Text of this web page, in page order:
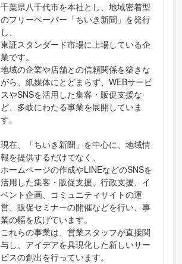
千葉県八千代市を本社とし、地域密着型
のフリーペーパー「ちいき新聞」を発行
し、
東証スタンダード市場に上場している企
業です。
地域の企業や店舗との信頼関係を築きな
がら、紙媒体にとどまらず、WEBサービ
スやSNSを活用した集客・販促支援な
ど、多岐にわたる事業を展開していま
す。
現在、「ちいき新聞」を中心に、地域情
報を提供するだけでなく、
ホームページの作成やLINEなどのSNSを
活用した集客・販促支援、行政支援、イ
ベント企画、コミュニティサイトの運
営、販促セミナーの開催などを行い、事
業の幅を広げています。
これらの事業は、営業スタッフが直接関
与し、アイデアを具現化した新しいサー
ビスの創出を行っています。